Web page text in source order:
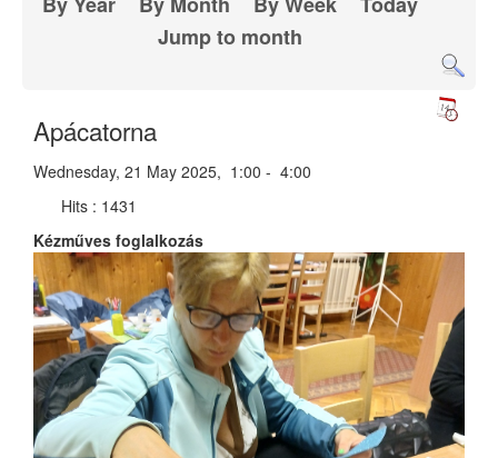
Jump to month
Apácatorna
Wednesday, 21 May 2025, 1:00 - 4:00
Hits : 1431
Kézműves foglalkozás